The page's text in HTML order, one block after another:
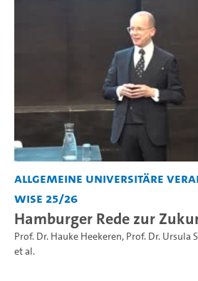
Allgemeine universitäre
WiSe 25/26
Hamburger Rede zur
Prof. Dr. Hauke Heekeren, Prof. Dr. Ursula
et al.